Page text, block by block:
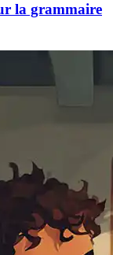
la grammaire